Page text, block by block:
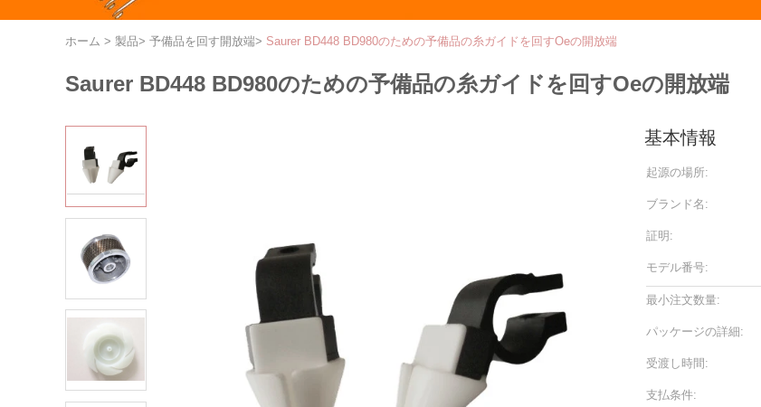
ホーム > 製品> 予備品を回す開放端> Saurer BD448 BD980のための予備品の糸ガイドを回すOeの開放端
Saurer BD448 BD980のための予備品の糸ガイドを回すOeの開放端
基本情報
起源の場所:
ブランド名:
証明:
モデル番号:
最小注文数量:
パッケージの詳細:
受渡し時間:
支払条件: